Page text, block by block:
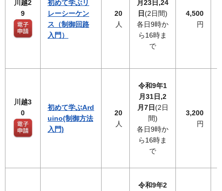
川越2
9
初めて学ぶリ
レーシーケン
ス（制御回路
入門）
20
人
月23日,24
日(2日間)
各日9時か
ら16時ま
で
4,500
円
川越3
0
初めて学ぶArd
uino(制御方法
入門)
20
人
令和9年1
月31日,2
月7日(2日
間)
各日9時か
ら16時ま
で
3,200
円
令和9年2